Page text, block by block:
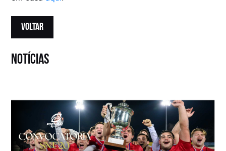
VOLTAR
notícias